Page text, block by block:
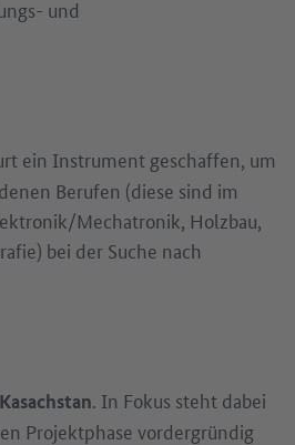
und
ein Instrument geschaffen, um
Berufen (diese sind im
Mechatronik, Holzbau,
bei der Suche nach
. In Fokus steht dabei
Projektphase vordergründig